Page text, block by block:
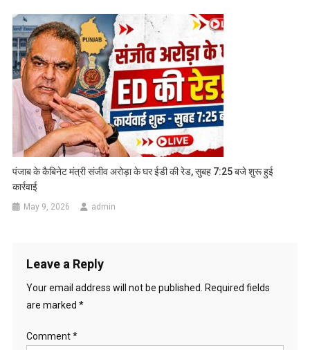
पंजाब के कैबिनेट मंत्री संजीव अरोड़ा के घर ईडी की रेड, सुबह 7:25 बजे शुरू हुई
कार्रवाई
May 9, 2026 admin
Leave a Reply
Your email address will not be published.
Required fields
are marked *
Comment*